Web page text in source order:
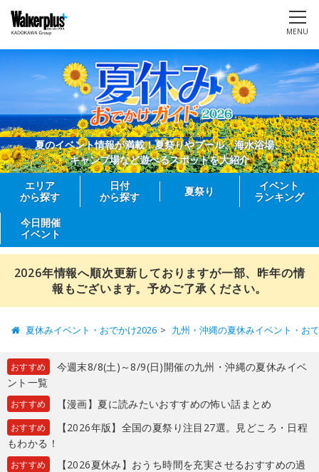
MENU
夏のイベント情報が満載！夏祭りやプール、海水浴場、
キャンプ場など遊べるスポットを大紹介
エリア
から探す
日付
から探す
夏祭り
イベント
ランキング
今日開催
イベント
2026年情報へ順次更新しておりますが一部、昨年の情
報もございます。予めご了承ください。
夏休みイベント・おでかけ2026 九州・沖縄の夏休みイベント・お
おすすめ
今週末8/8(土)～8/9(日)開催の九州・沖縄の夏休みイベ
ント一覧
おすすめ 【漫画】夏に読みたいおすすめの怖い話まとめ
おすすめ
【2026年版】全国の夏祭り注目27選。見どころ・日程
もわかる！
おすすめ
【2026夏休み】おうち時間を充実させるおすすめの過